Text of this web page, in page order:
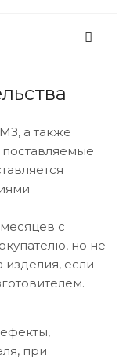
а также
с
но не
изделия, если
при